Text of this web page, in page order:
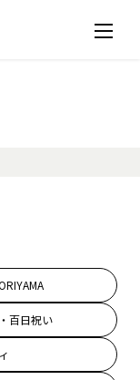
百日祝い